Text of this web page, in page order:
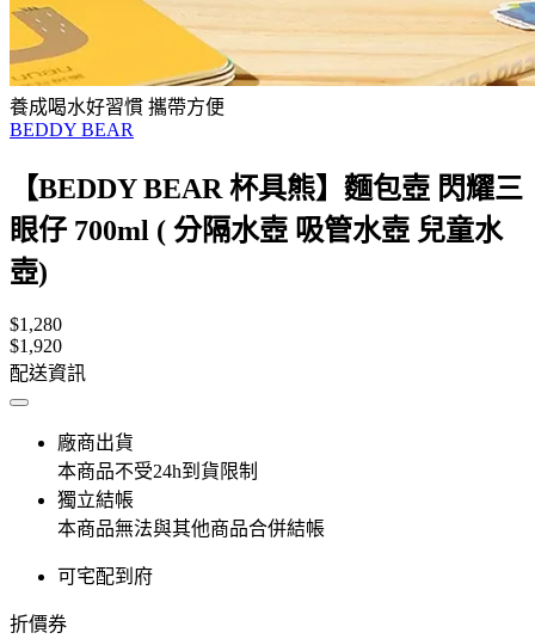
養成喝水好習慣 攜帶方便
BEDDY BEAR
【BEDDY BEAR 杯具熊】麵包壺 閃耀三
眼仔 700ml ( 分隔水壺 吸管水壺 兒童水
壺)
$1,280
$1,920
配送資訊
廠商出貨
本商品不受24h到貨限制
獨立結帳
本商品無法與其他商品合併結帳
可宅配到府
折價券